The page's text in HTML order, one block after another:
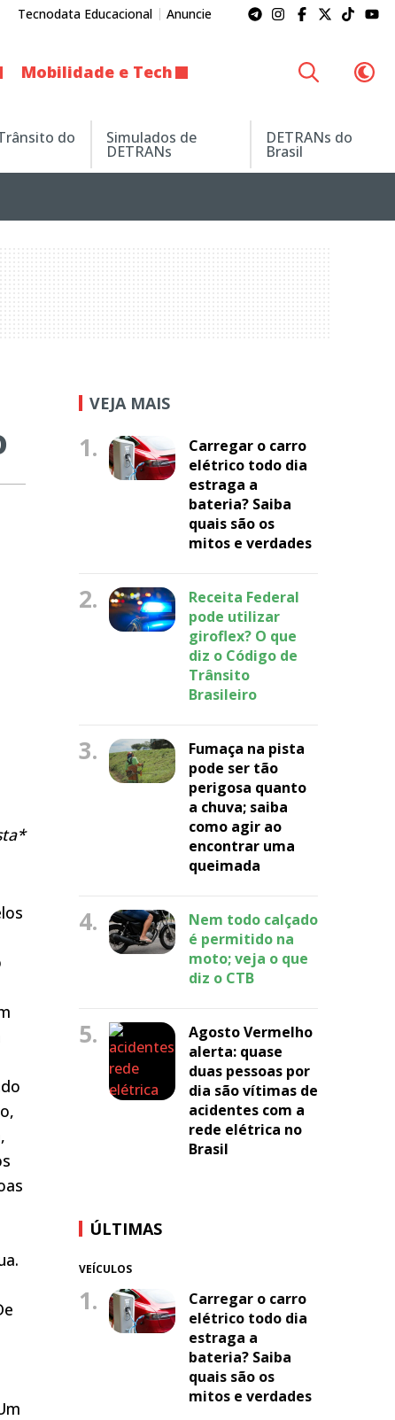
Tecnodata Educacional Anuncie
Mobilidade e Tech
do Simulados de
DETRANs
DETRANs do
Brasil
VEJA MAIS
1.
Carregar o carro
elétrico todo dia
estraga a
bateria? Saiba
quais são os
mitos e verdades
2.
Receita Federal
pode utilizar
giroflex? O que
diz o Código de
Trânsito
Brasileiro
3.
Fumaça na pista
pode ser tão
perigosa quanto
a chuva; saiba
como agir ao
encontrar uma
queimada
4.
Nem todo calçado
é permitido na
moto; veja o que
diz o CTB
5.
Agosto Vermelho
alerta: quase
duas pessoas por
dia são vítimas de
acidentes com a
rede elétrica no
Brasil
ÚLTIMAS
VEÍCULOS
1.
Carregar o carro
elétrico todo dia
estraga a
bateria? Saiba
quais são os
mitos e verdades